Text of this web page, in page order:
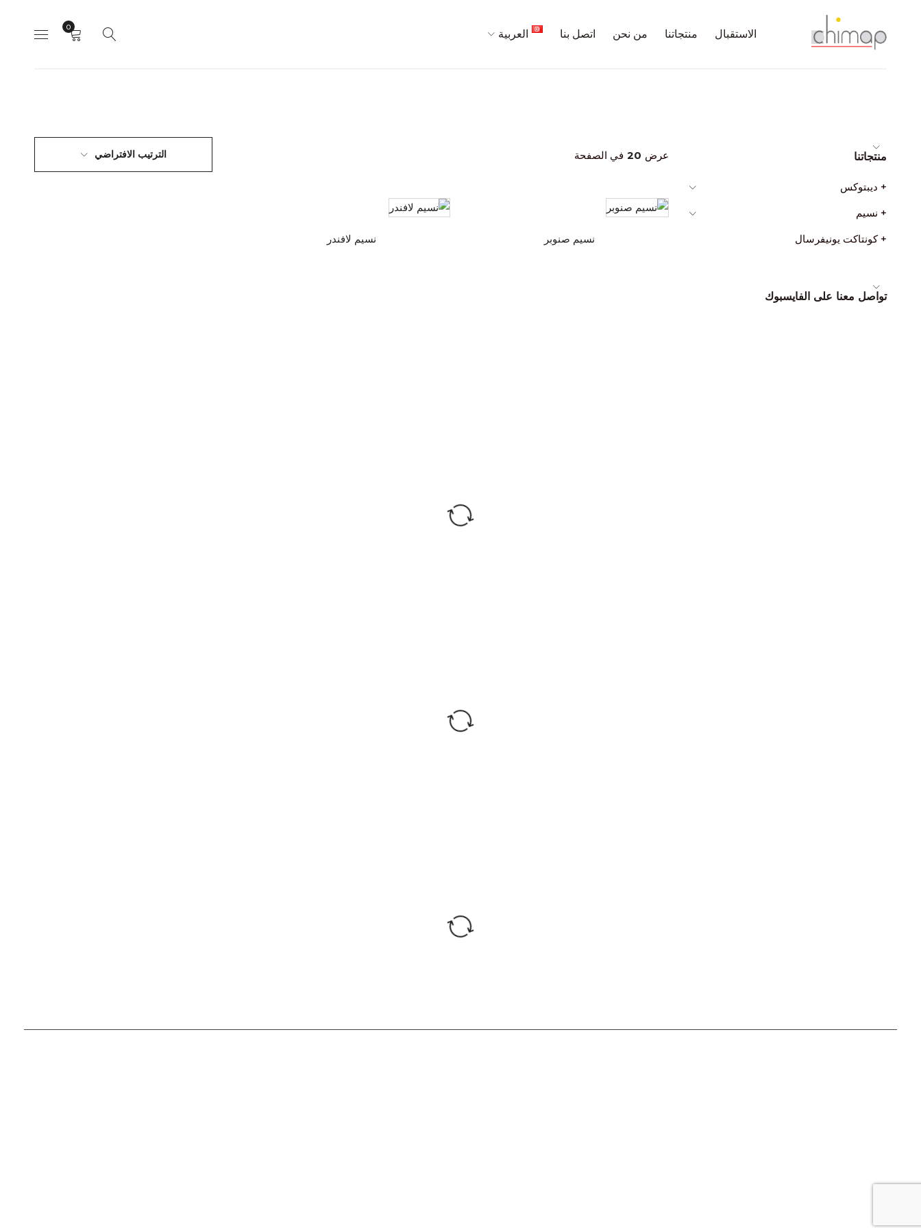
الاستقبال منتجاتنا من نحن اتصل بنا العربية
0
منتجاتنا
+ ديبتوكس
+ نسيم
+ كونتاكت يونيفرسال
تواصل معنا على الفايسبوك
الترتيب الافتراضي عرض 20 في الصفحة
نسيم صنوبر نسيم لافندر